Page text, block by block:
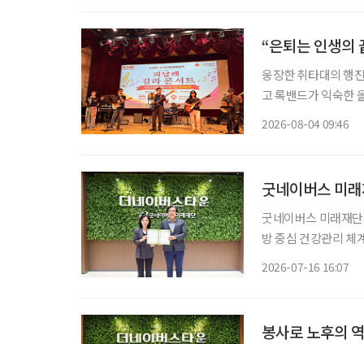
“은퇴는 인생의
웅장한 취타대의 행
고 록밴드가 익숙한
2026-08-04 09:46
굿네이버스 미
굿네이버스 미래재
방 중심 건강관리 체계 구축에 나섰다. 굿네이버
2026-07-16 16:07
봉사로 노후의